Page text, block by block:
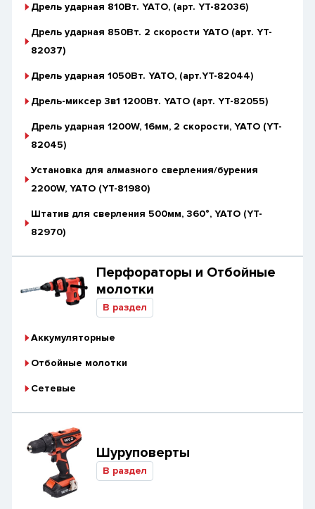
Дрель ударная 810Вт. YATO, (арт. YT-82036)
Дрель ударная 850Вт. 2 скорости YATO (арт. YT-
82037)
Дрель ударная 1050Вт. YATO, (арт.YT-82044)
Дрель-миксер 3в1 1200Вт. YATO (арт. YT-82055)
Дрель ударная 1200W, 16мм, 2 скорости, YATO (YT-
82045)
Установка для алмазного сверления/бурения
2200W, YATO (YT-81980)
Штатив для сверления 500мм, 360°, YATO (YT-
82970)
Перфораторы и Отбойные
молотки
В раздел
Аккумуляторные
Отбойные молотки
Сетевые
Шуруповерты
В раздел